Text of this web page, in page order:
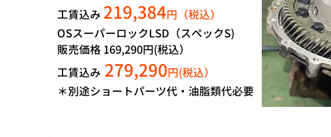
工賃込み 219,384円（税込）
OSスーパーロックLSD（スペックS)
販売価格 169,290円(税込）
工賃込み 279,290円(税込）
＊別途ショートパーツ代・油脂類代必要